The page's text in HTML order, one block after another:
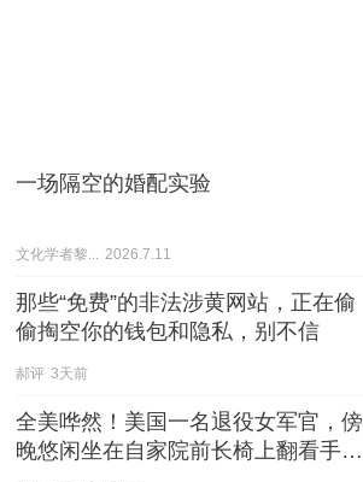
一场隔空的婚配实验
文化学者黎... 2026.7.11
那些“免费”的非法涉黄网站，正在偷
偷掏空你的钱包和隐私，别不信
郝评 3天前
全美哗然！美国一名退役女军官，傍
晚悠闲坐在自家院前长椅上翻看手